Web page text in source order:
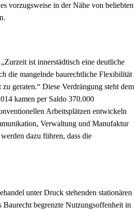
vorzugsweise in der Nähe von beliebten
ist innerstädtisch eine deutliche
die mangelnde baurechtliche Flexibilität
geraten.“ Diese Verdrängung steht dem
kamen per Saldo 370.000
Arbeitsplätzen entwickeln
Verwaltung und Manufaktur
dazu führen, dass die
unter Druck stehenden stationären
begrenzte Nutzungsoffenheit in